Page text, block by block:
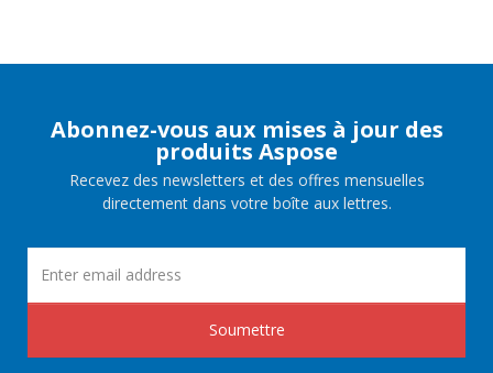
Abonnez-vous aux mises à jour des
produits Aspose
Recevez des newsletters et des offres mensuelles
directement dans votre boîte aux lettres.
Soumettre